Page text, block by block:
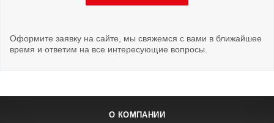
Оформите заявку на сайте, мы свяжемся с вами в ближайшее
время и ответим на все интересующие вопросы.
О КОМПАНИИ